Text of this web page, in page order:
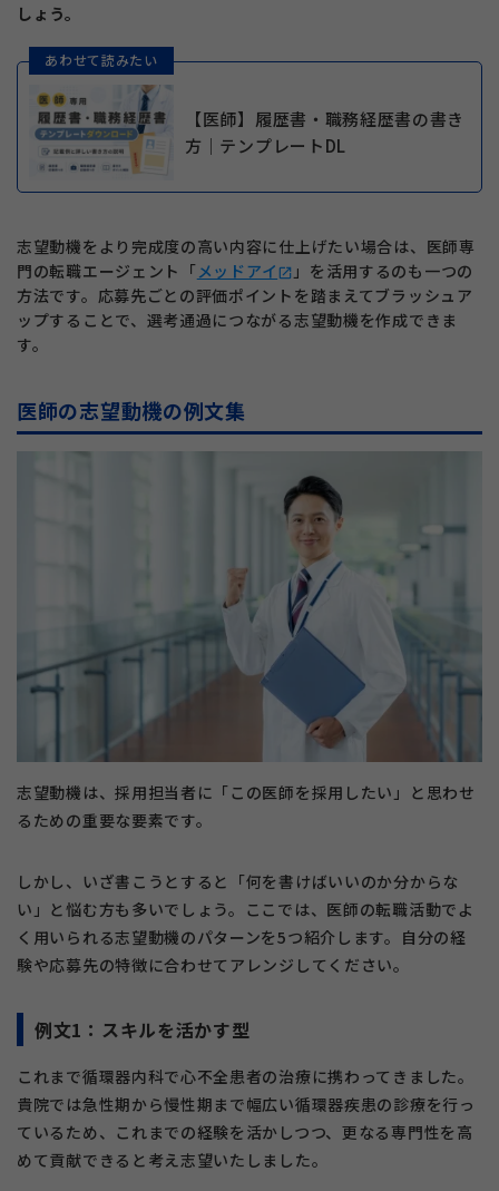
しょう。
あわせて読みたい
【医師】履歴書・職務経歴書の書き
方｜テンプレートDL
志望動機をより完成度の高い内容に仕上げたい場合は、医師専
門の転職エージェント「メッドアイ open_in_new 」を活用するのも一つの
方法です。応募先ごとの評価ポイントを踏まえてブラッシュア
ップすることで、選考通過につながる志望動機を作成できま
す。
医師の志望動機の例文集
志望動機は、採用担当者に「この医師を採用したい」と思わせ
るための重要な要素です。
しかし、いざ書こうとすると「何を書けばいいのか分からな
い」と悩む方も多いでしょう。ここでは、医師の転職活動でよ
く用いられる志望動機のパターンを5つ紹介します。自分の経
験や応募先の特徴に合わせてアレンジしてください。
例文1：スキルを活かす型
これまで循環器内科で心不全患者の治療に携わってきました。
貴院では急性期から慢性期まで幅広い循環器疾患の診療を行っ
ているため、これまでの経験を活かしつつ、更なる専門性を高
めて貢献できると考え志望いたしました。